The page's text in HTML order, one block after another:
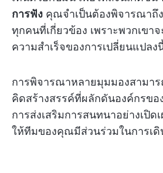
การฟัง คุณจำเป็นต้องพิจารณาถึ
ทุกคนที่เกี่ยวข้อง เพราะพวกเขา
ความสำเร็จของการเปลี่ยนแปลง
การพิจารณาหลายมุมมองสามา
คิดสร้างสรรค์ที่ผลักดันองค์กรข
การส่งเสริมการสนทนาอย่างเปิด
ให้ทีมของคุณมีส่วนร่วมในการเดิ